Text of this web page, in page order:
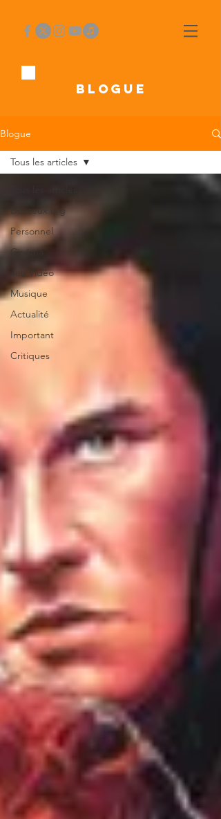
BLOGUE
Blogue
Douteux.org
Personnel
Cinéma
Jeu Vidéo
Musique
Actualité
Important
Critiques
Tous les articles